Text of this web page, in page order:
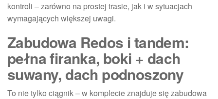
kontroli – zarówno na prostej trasie, jak i w sytuacjach
wymagających większej uwagi.
Zabudowa Redos i tandem:
pełna firanka, boki + dach
suwany, dach podnoszony
To nie tylko ciągnik – w komplecie znajduje się zabudowa